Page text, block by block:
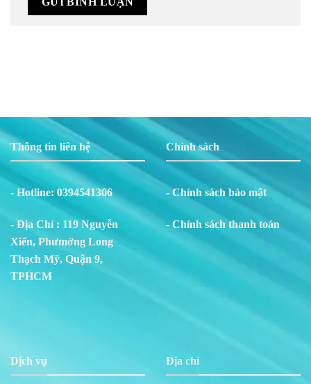
Thông tin liên hệ
- Hotline: 0394541306
- Địa Chỉ : 119 Nguyễn
Xiển, Phưmờng Long
Thạch Mỹ, Quận 9,
TPHCM
Chính sách
- Chính sách bảo mật
- Chính sách thanh toán
Dịch vụ Địa chỉ